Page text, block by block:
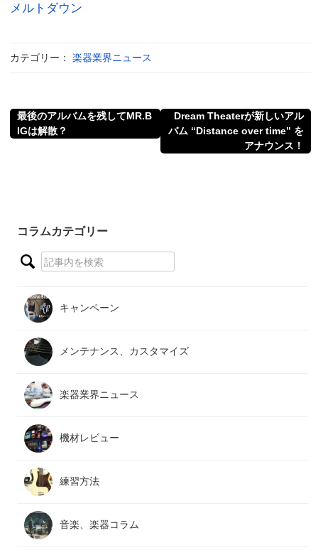
メルトダウン
カテゴリー：楽器業界ニュース
最後のアルバムを残してMR.B
IGは解散？
Dream Theaterが新しいアル
バム “Distance over time” を
アナウンス！
コラムカテゴリー
キャンペーン
メンテナンス、カスタマイズ
楽器業界ニュース
機材レビュー
練習方法
音楽、楽器コラム